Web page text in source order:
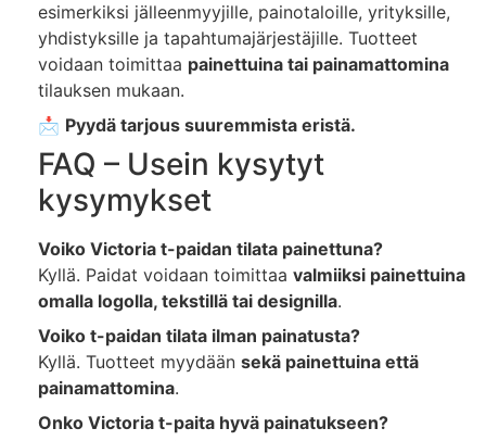
esimerkiksi jälleenmyyjille, painotaloille, yrityksille,
yhdistyksille ja tapahtumajärjestäjille. Tuotteet
voidaan toimittaa painettuina tai painamattomina
tilauksen mukaan.
📩 Pyydä tarjous suuremmista eristä.
FAQ – Usein kysytyt
kysymykset
Voiko Victoria t-paidan tilata painettuna?
Kyllä. Paidat voidaan toimittaa valmiiksi painettuina
omalla logolla, tekstillä tai designilla.
Voiko t-paidan tilata ilman painatusta?
Kyllä. Tuotteet myydään sekä painettuina että
painamattomina.
Onko Victoria t-paita hyvä painatukseen?